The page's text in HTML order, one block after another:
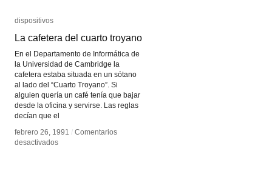
dispositivos
La cafetera del cuarto troyano
En el Departamento de Informática de
la Universidad de Cambridge la
cafetera estaba situada en un sótano
al lado del “Cuarto Troyano”. Si
alguien quería un café tenía que bajar
desde la oficina y servirse. Las reglas
decían que el
febrero 26, 1991 / Comentarios
desactivadosen
dispositivos
La cafetera del cuarto troyano
febrero 26, 1991 / Comentarios
desactivadosen